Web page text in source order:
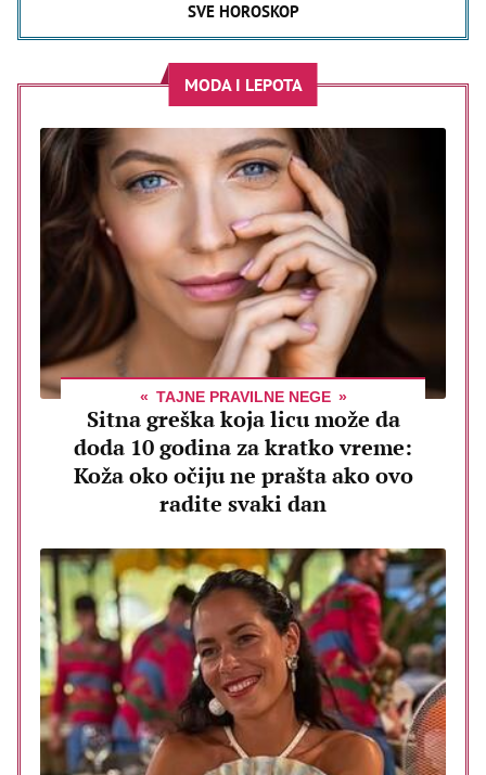
SVE HOROSKOP
MODA I LEPOTA
TAJNE PRAVILNE NEGE
Sitna greška koja licu može da
doda 10 godina za kratko vreme:
Koža oko očiju ne prašta ako ovo
radite svaki dan